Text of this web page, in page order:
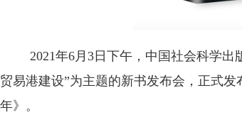
2021年6月3日下午，中国社会科学
贸易港建设”为主题的新书发布会，正式
年》。